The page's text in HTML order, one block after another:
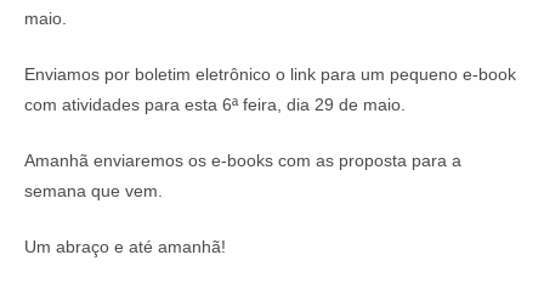
maio.
Enviamos por boletim eletrônico o link para um pequeno e-book
com atividades para esta 6ª feira, dia 29 de maio.
Amanhã enviaremos os e-books com as proposta para a
semana que vem.
Um abraço e até amanhã!